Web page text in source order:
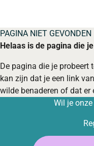
PAGINA NIET GEVONDEN
Helaas is de pagina die
De pagina die je probeert
kan zijn dat je een link
wilde benaderen of dat
Wil je